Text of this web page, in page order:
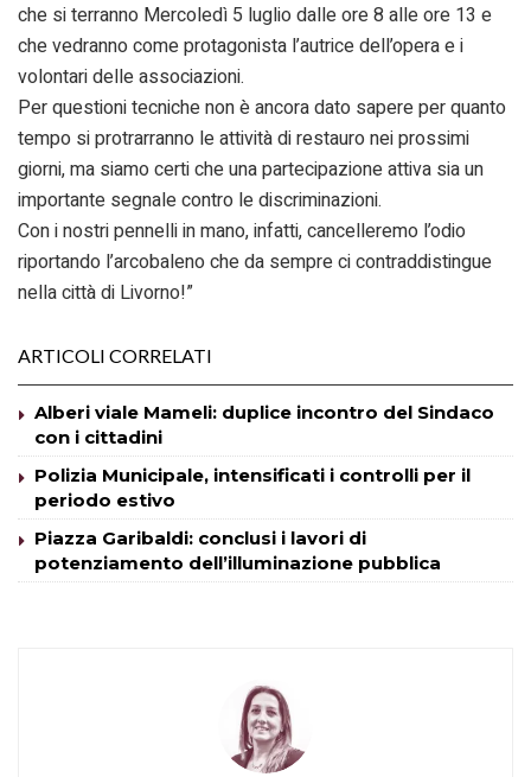
che si terranno Mercoledì 5 luglio dalle ore 8 alle ore 13 e
che vedranno come protagonista l’autrice dell’opera e i
volontari delle associazioni.
Per questioni tecniche non è ancora dato sapere per quanto
tempo si protrarranno le attività di restauro nei prossimi
giorni, ma siamo certi che una partecipazione attiva sia un
importante segnale contro le discriminazioni.
Con i nostri pennelli in mano, infatti, cancelleremo l’odio
riportando l’arcobaleno che da sempre ci contraddistingue
nella città di Livorno!”
ARTICOLI CORRELATI
Alberi viale Mameli: duplice incontro del Sindaco
con i cittadini
Polizia Municipale, intensificati i controlli per il
periodo estivo
Piazza Garibaldi: conclusi i lavori di
potenziamento dell’illuminazione pubblica